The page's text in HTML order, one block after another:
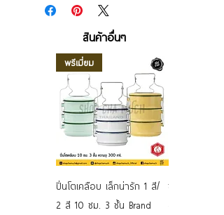
สินค้าอื่นๆ
พรีเมี่ยม
ปิ่นโตเคลือบ เล็กน่ารัก 1 สี/
2 สี 10 ซม. 3 ชั้น Brand
ชามเคลือบ